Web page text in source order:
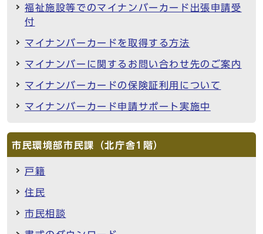
福祉施設等でのマイナンバーカード出張申請受
付
マイナンバーカードを取得する方法
マイナンバーに関するお問い合わせ先のご案内
マイナンバーカードの保険証利用について
マイナンバーカード申請サポート実施中
市民環境部市民課（北庁舎1階）
戸籍
住民
市民相談